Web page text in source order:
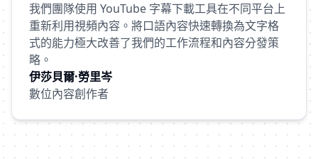
我們團隊使用 YouTube 字幕下載工具在不同平台上
重新利用視頻內容。將口語內容快速轉換為文字格
式的能力極大改善了我們的工作流程和內容分發策
略。
伊莎貝爾·勞里岑
數位內容創作者